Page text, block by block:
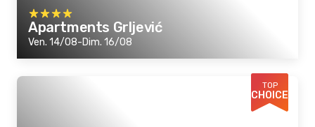
Apartments Grljević
Ven. 14/08-Dim. 16/08
TOP
CHOICE